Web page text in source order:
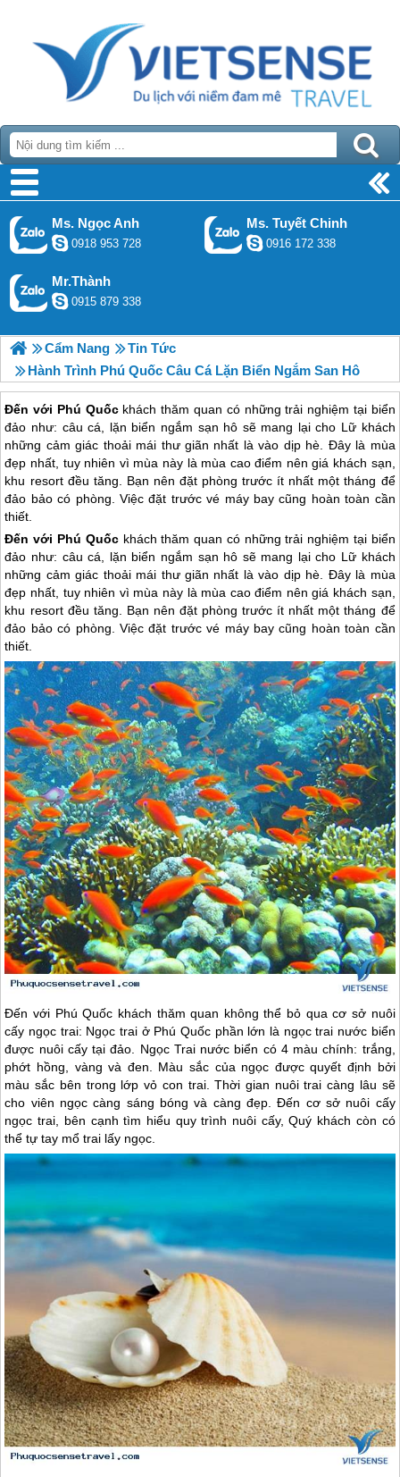
Ms. Ngọc Anh
0918 953 728
Ms. Tuyết Chinh
0916 172 338
Mr.Thành
0915 879 338
Cẩm Nang
Tin Tức
Hành Trình Phú Quốc Câu Cá Lặn Biển Ngắm San Hô
Đến với Phú Quốckhách thăm quan có những trải nghiệm tại biển
đảo như: câu cá, lặn biển ngắm sạn hô sẽ mang lại cho Lữ khách
những cảm giác thoải mái thư giãn nhất là vào dịp hè. Đây là mùa
đẹp nhất, tuy nhiên vì mùa này là mùa cao điểm nên giá khách sạn,
khu resort đều tăng. Bạn nên đặt phòng trước ít nhất một tháng để
đảo bảo có phòng. Việc đặt trước vé máy bay cũng hoàn toàn cần
thiết.
Đến với Phú Quốckhách thăm quan có những trải nghiệm tại biển
đảo như: câu cá, lặn biển ngắm sạn hô sẽ mang lại cho Lữ khách
những cảm giác thoải mái thư giãn nhất là vào dịp hè. Đây là mùa
đẹp nhất, tuy nhiên vì mùa này là mùa cao điểm nên giá khách sạn,
khu resort đều tăng. Bạn nên đặt phòng trước ít nhất một tháng để
đảo bảo có phòng. Việc đặt trước vé máy bay cũng hoàn toàn cần
thiết.
Đến với Phú Quốc khách thăm quan không thể bỏ qua cơ sở nuôi
cấy ngọc trai: Ngọc trai ở Phú Quốc phần lớn là ngọc trai nước biển
được nuôi cấy tại đảo. Ngọc Trai nước biển có 4 màu chính: trắng,
phớt hồng, vàng và đen. Màu sắc của ngọc được quyết định bởi
màu sắc bên trong lớp vỏ con trai. Thời gian nuôi trai càng lâu sẽ
cho viên ngọc càng sáng bóng và càng đẹp. Đến cơ sở nuôi cấy
ngọc trai, bên cạnh tìm hiểu quy trình nuôi cấy, Quý khách còn có
thể tự tay mổ trai lấy ngọc.